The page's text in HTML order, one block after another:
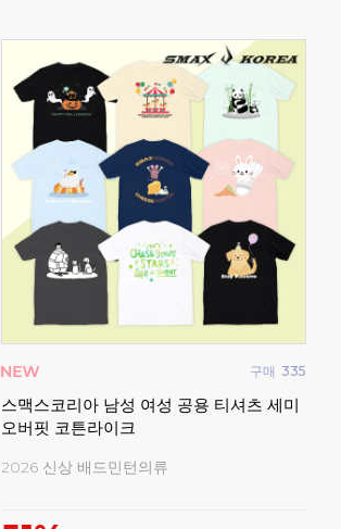
구매 46
요넥스 배드민턴 테니스 가방 백팩 입문자